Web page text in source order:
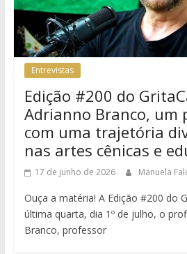
Entrevistas
Edição #200 do
Adrianno Branco, um
com uma trajetória
nas artes cênicas e
17 de junho de 2026 Manuela
Ouça a matéria! A Edição #200 do
última quarta, dia 1º de julho, o
Branco, professor